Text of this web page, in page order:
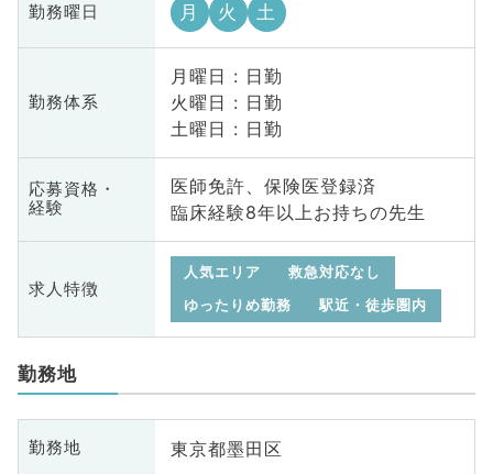
勤務曜日 月 火 土
勤務体系
月曜日 : 日勤
火曜日 : 日勤
土曜日 : 日勤
応募資格・
経験
医師免許、保険医登録済
臨床経験8年以上お持ちの先生
求人特徴
人気エリア
救急対応なし
ゆったりめ勤務
駅近・徒歩圏内
勤務地
勤務地 東京都墨田区